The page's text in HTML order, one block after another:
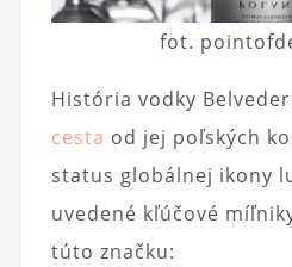
fot.
História vodky
cesta od jej poľských
status globálnej ikony
uvedené kľúčové
túto značku: